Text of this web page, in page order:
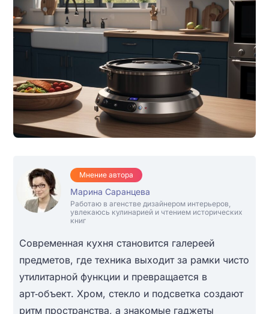
Мнение автора
Марина Саранцева
Работаю в агенстве дизайнером интерьеров,
увлекаюсь кулинарией и чтением исторических
книг
Современная кухня становится галереей
предметов, где техника выходит за рамки чисто
утилитарной функции и превращается в
арт‑объект. Хром, стекло и подсветка создают
ритм пространства, а знакомые гаджеты